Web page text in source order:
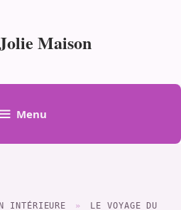
Maison
Menu
INTÉRIEURE »
LE VOYAGE DU